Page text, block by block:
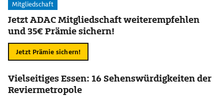
Mitgliedschaft
Jetzt ADAC Mitgliedschaft weiterempfehlen
und 35€ Prämie sichern!
Jetzt Prämie sichern!
Vielseitiges Essen: 16 Sehenswürdigkeiten der
Reviermetropole